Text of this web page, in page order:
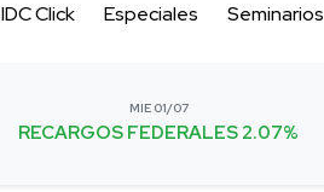
IDC Click Especiales Seminarios
MIE 01/07
RECARGOS FEDERALES 2.07%